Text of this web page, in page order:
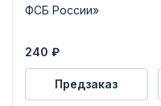
ФСБ России»
240 ₽
Предзаказ